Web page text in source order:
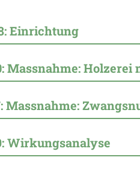
Einrichtung
Massnahme: Holzerei
Massnahme:
Wirkungsanalyse